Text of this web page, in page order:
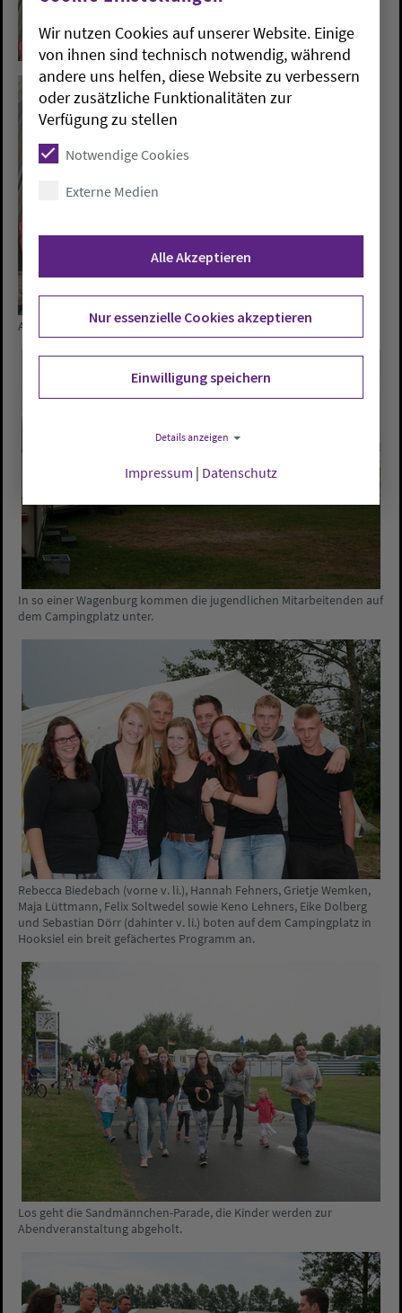
Auch Erwachsene dürfen den Kindern über die Schulter schauen.
In so einer Wagenburg kommen die jugendlichen Mitarbeitenden auf
dem Campingplatz unter.
Rebecca Biedebach (vorne v. li.), Hannah Fehners, Grietje Wemken,
Maja Lüttmann, Felix Soltwedel sowie Keno Lehners, Eike Dolberg
und Sebastian Dörr (dahinter v. li.) boten auf dem Campingplatz in
Hooksiel ein breit gefächertes Programm an.
Los geht die Sandmännchen-Parade, die Kinder werden zur
Abendveranstaltung abgeholt.
Wir nutzen Cookies auf unserer Website. Einige
von ihnen sind technisch notwendig, während
andere uns helfen, diese Website zu verbessern
oder zusätzliche Funktionalitäten zur
Verfügung zu stellen
Notwendige Cookies
Externe Medien
Alle Akzeptieren
Nur essenzielle Cookies akzeptieren
Einwilligung speichern
Details anzeigen
Impressum | Datenschutz